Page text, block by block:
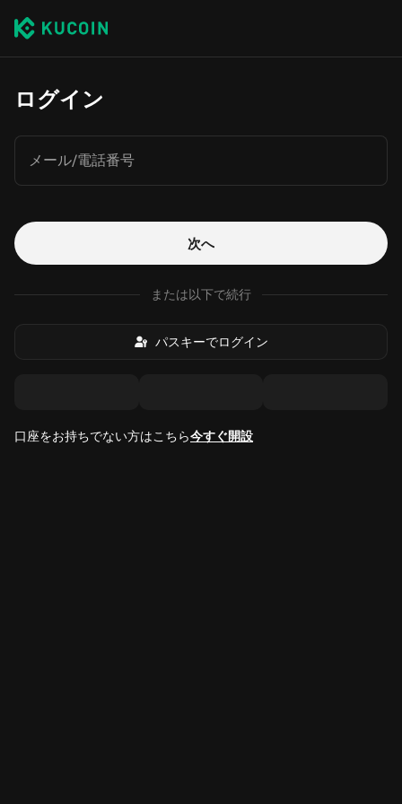
ログイン
メール/電話番号
次へ
または以下で続行
パスキーでログイン
口座をお持ちでない方はこちら今すぐ開設